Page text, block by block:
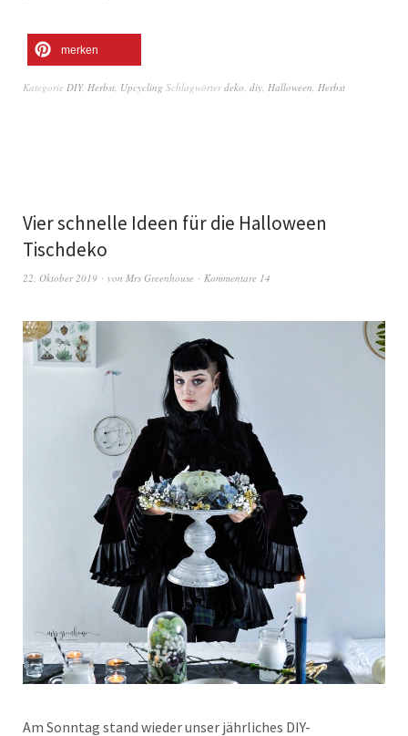
merken
Kategorie DIY, Herbst, Upcycling Schlagwörterdeko, diy, Halloween, Herbst
Vier schnelle Ideen für die Halloween
Tischdeko
22. Oktober 2019 von Mrs Greenhouse Kommentare 14
Am Sonntag stand wieder unser jährliches DIY-